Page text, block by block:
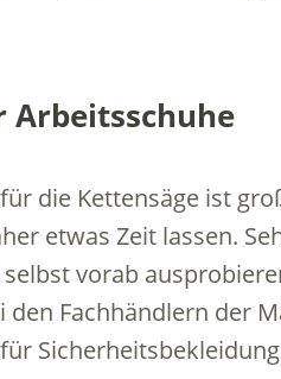
die Kettensäge ist
etwas Zeit lassen.
vorab
Fachhändlern der